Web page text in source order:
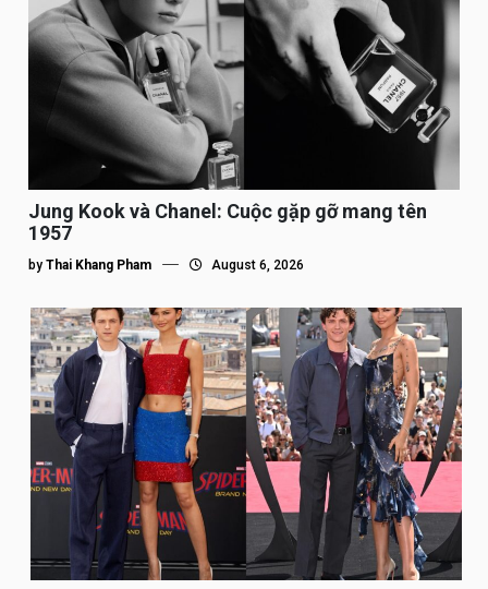
Jung Kook và Chanel: Cuộc gặp gỡ mang tên
1957
by Thai Khang Pham August 6, 2026